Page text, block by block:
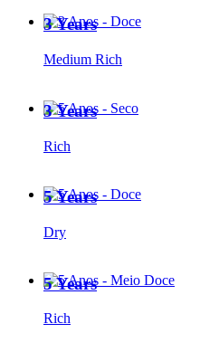
3 Years
Medium Rich
3 Years
Rich
5 Years
Dry
5 Years
Rich